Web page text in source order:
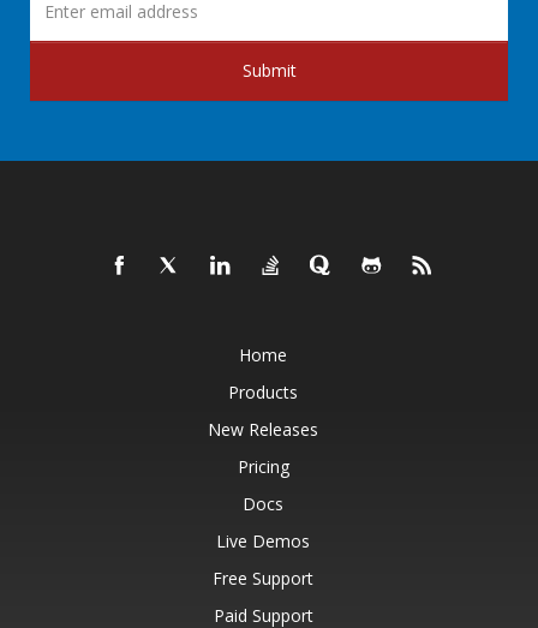
Submit
Home
Products
New Releases
Pricing
Docs
Live Demos
Free Support
Paid Support